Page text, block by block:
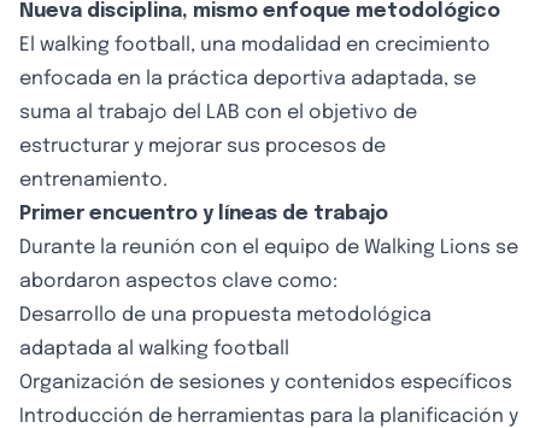
Nueva disciplina, mismo enfoque metodológico
El walking football, una modalidad en crecimiento
enfocada en la práctica deportiva adaptada, se
suma al trabajo del LAB con el objetivo de
estructurar y mejorar sus procesos de
entrenamiento.
Primer encuentro y líneas de trabajo
Durante la reunión con el equipo de Walking Lions se
abordaron aspectos clave como:
Desarrollo de una propuesta metodológica
adaptada al walking football
Organización de sesiones y contenidos específicos
Introducción de herramientas para la planificación y